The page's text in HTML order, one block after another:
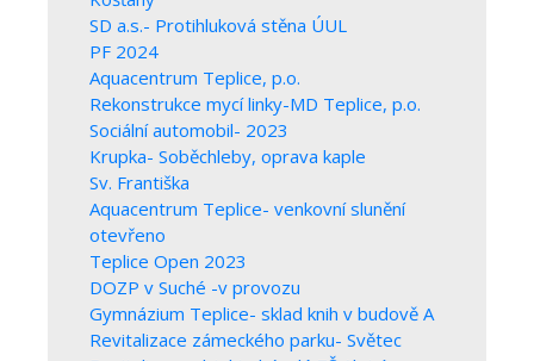
SD a.s.- Protihluková stěna ÚUL
PF 2024
Aquacentrum Teplice, p.o.
Rekonstrukce mycí linky-MD Teplice, p.o.
Sociální automobil- 2023
Krupka- Soběchleby, oprava kaple
Sv. Františka
Aquacentrum Teplice- venkovní slunění
otevřeno
Teplice Open 2023
DOZP v Suché -v provozu
Gymnázium Teplice- sklad knih v budově A
Revitalizace zámeckého parku- Světec